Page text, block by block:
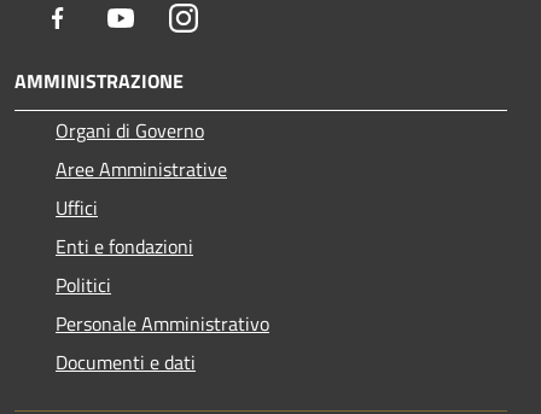
Facebook YoutubeInstagram
AMMINISTRAZIONE
Organi di Governo
Aree Amministrative
Uffici
Enti e fondazioni
Politici
Personale Amministrativo
Documenti e dati